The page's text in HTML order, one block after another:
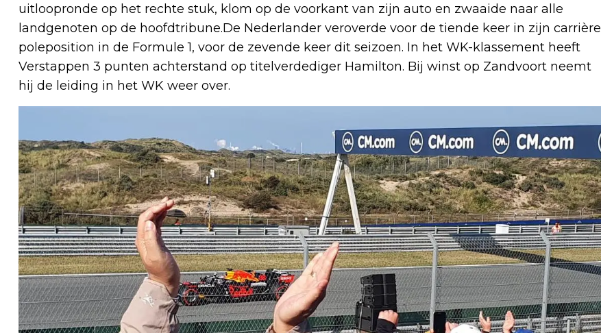
uitloopronde op het rechte stuk, klom op de voorkant van zijn auto en zwaaide naar alle
landgenoten op de hoofdtribune.De Nederlander veroverde voor de tiende keer in zijn carrière
poleposition in de Formule 1, voor de zevende keer dit seizoen. In het WK-klassement heeft
Verstappen 3 punten achterstand op titelverdediger Hamilton. Bij winst op Zandvoort neemt
hij de leiding in het WK weer over.